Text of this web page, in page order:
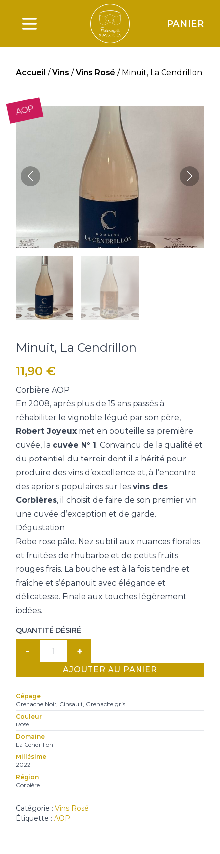
Ouverture du menu principal PANIER
Accueil /Vins /Vins Rosé / Minuit, La Cendrillon
AOP
Minuit, La Cendrillon
11,90 €
Corbière AOP
En 2008, après plus de 15 ans passés à
réhabiliter le vignoble légué par son père,
Robert Joyeux met en bouteille sa première
cuvée, la cuvée N° 1. Convaincu de la qualité et
du potentiel du terroir dont il a hérité pour
produire des vins d’excellence et, à l’encontre
des aprioris populaires sur les vins des
Corbières, il choisit de faire de son premier vin
une cuvée d’exception et de garde.
Dégustation
Robe rose pâle. Nez subtil aux nuances florales
et fruitées de rhubarbe et de petits fruits
rouges frais. La bouche est à la fois tendre et
fraîche et s’épanouit avec élégance et
délicatesse. Finale aux touches légèrement
iodées.
QUANTITÉ DÉSIRÉ
Cendrillon
AJOUTER AU PANIER
Cépage
Grenache Noir, Cinsault, Grenache gris
Couleur
Rosé
Domaine
La Cendrillon
Millésime
2022
Région
Corbière
Catégorie : Vins Rosé
Étiquette : AOP